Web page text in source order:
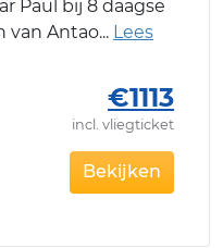
Paul bij 8 daagse
van Antao
€1113
incl. vliegticket
Bekijken